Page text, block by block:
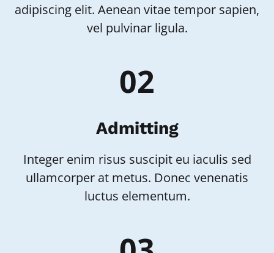
adipiscing elit. Aenean vitae tempor sapien,
vel pulvinar ligula.
02
Admitting
Integer enim risus suscipit eu iaculis sed
ullamcorper at metus. Donec venenatis
luctus elementum.